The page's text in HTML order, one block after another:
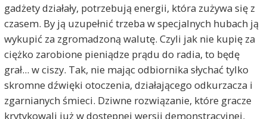
gadżety działały, potrzebują energii, która zużywa się z
czasem. By ją uzupełnić trzeba w specjalnych hubach ją
wykupić za zgromadzoną walutę. Czyli jak nie kupię za
ciężko zarobione pieniądze prądu do radia, to będę
grał... w ciszy. Tak, nie mając odbiornika słychać tylko
skromne dźwięki otoczenia, działającego odkurzacza i
zgarnianych śmieci. Dziwne rozwiązanie, które gracze
krytykowali już w dostępnej wersji demonstracyjnej.